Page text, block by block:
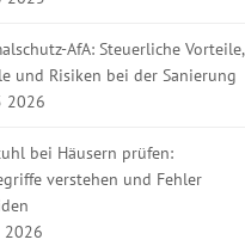
AfA: Steuerliche Vorteile,
und Risiken bei der Sanierung
2026
bei Häusern prüfen:
verstehen und Fehler
2026